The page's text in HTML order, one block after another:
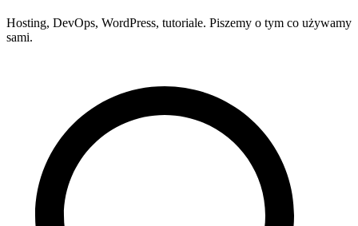
Hosting, DevOps, WordPress, tutoriale. Piszemy o tym co używamy
sami.